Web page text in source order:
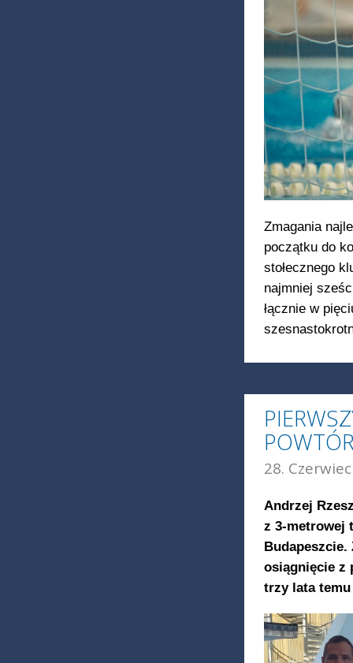
Zmagania
początku do
stołecznego
najmniej
łącznie w
28.
Andrzej
z 3-metrowej
Budapeszcie.
osiągnięcie z
trzy lata